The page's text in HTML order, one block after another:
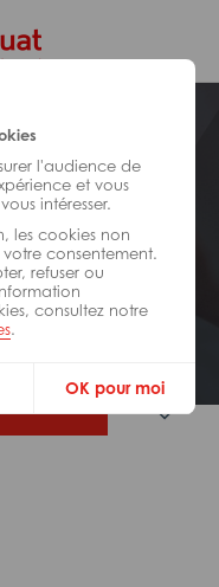
l'audience de
et vous
intéresser.
les cookies non
votre consentement.
refuser ou
consultez notre
.
OK pour moi
SOCIAL
H/F